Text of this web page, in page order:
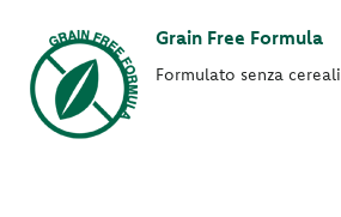
Grain Free Formula
Formulato senza cereali